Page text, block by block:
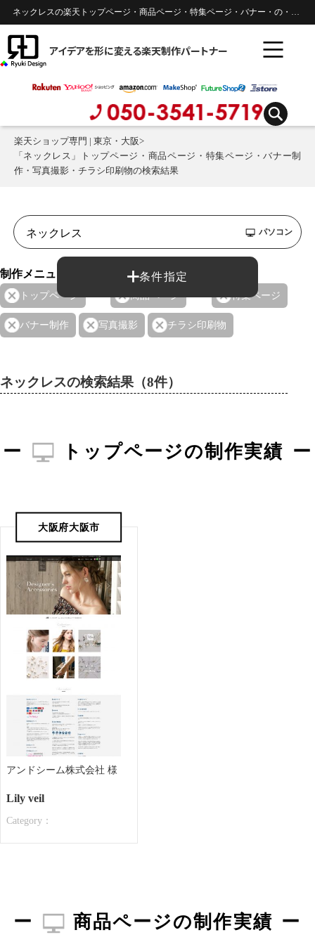
ネックレスの楽天トップページ・商品ページ・特集ページ・バナー・の・のデザイン制作実績 |
アイデアを形に変える楽天制作パートナー
楽天ショップ専門 | 東京・大阪>
「ネックレス」トップページ・商品ページ・特集ページ・バナー制
作・写真撮影・チラシ印刷物の検索結果
条件指定
パソコン
制作メニュー：
トップページ 商品ページ 特集ページ
バナー制作 写真撮影 チラシ印刷物
ネックレスの検索結果（8件）
トップページの制作実績
大阪府大阪市
アンドシーム株式会社 様
Lily veil
Category：
商品ページの制作実績